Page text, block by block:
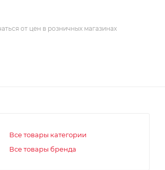
от цен в розничных магазинах
Все товары категории
Все товары бренда